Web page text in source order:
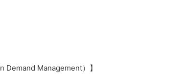
Demand Management）】